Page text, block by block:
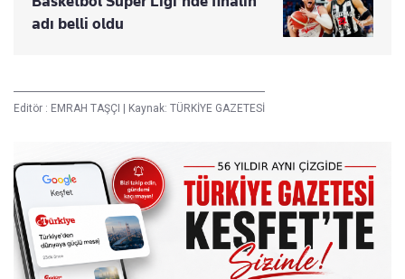
adı belli oldu
Editör : EMRAH TAŞÇI | Kaynak: TÜRKİYE GAZETESİ